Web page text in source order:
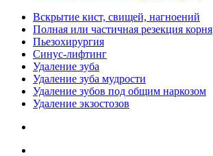
Вскрытие кист, свищей, нагноений
Полная или частичная резекция корня
Пьезохирургия
Синус-лифтинг
Удаление зуба
Удаление зуба мудрости
Удаление зубов под общим наркозом
Удаление экзостозов